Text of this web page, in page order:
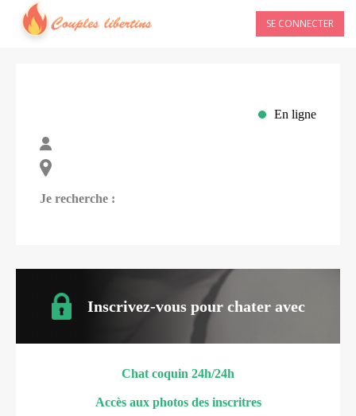
SE CONNECTER
En ligne
Je recherche :
Inscrivez-vous pour chater avec
Chat coquin 24h/24h
Accès aux photos des inscritres